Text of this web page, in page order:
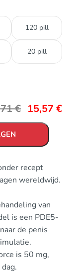
120 pill
20 pill
€ 15,57 €
recept
wereldwijd.
van
is een PDE5-
de penis
is 50 mg,